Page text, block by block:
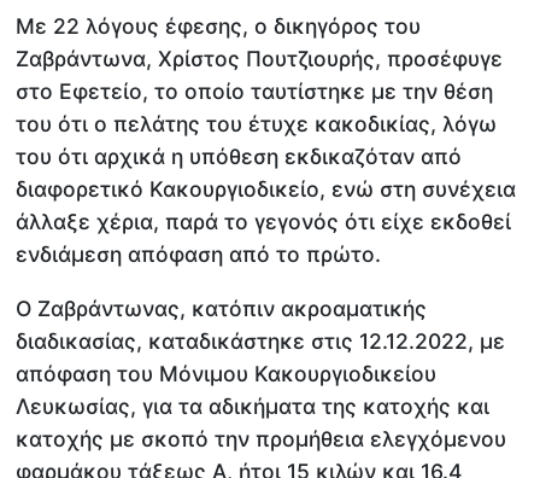
Με 22 λόγους έφεσης, ο δικηγόρος του
Ζαβράντωνα, Χρίστος Πουτζιουρής, προσέφυγε
στο Εφετείο, το οποίο ταυτίστηκε με την θέση
του ότι ο πελάτης του έτυχε κακοδικίας, λόγω
του ότι αρχικά η υπόθεση εκδικαζόταν από
διαφορετικό Κακουργιοδικείο, ενώ στη συνέχεια
άλλαξε χέρια, παρά το γεγονός ότι είχε εκδοθεί
ενδιάμεση απόφαση από το πρώτο.
Ο Ζαβράντωνας, κατόπιν ακροαματικής
διαδικασίας, καταδικάστηκε στις 12.12.2022, με
απόφαση του Μόνιμου Κακουργιοδικείου
Λευκωσίας, για τα αδικήματα της κατοχής και
κατοχής με σκοπό την προμήθεια ελεγχόμενου
φαρμάκου τάξεως Α, ήτοι 15 κιλών και 16.4